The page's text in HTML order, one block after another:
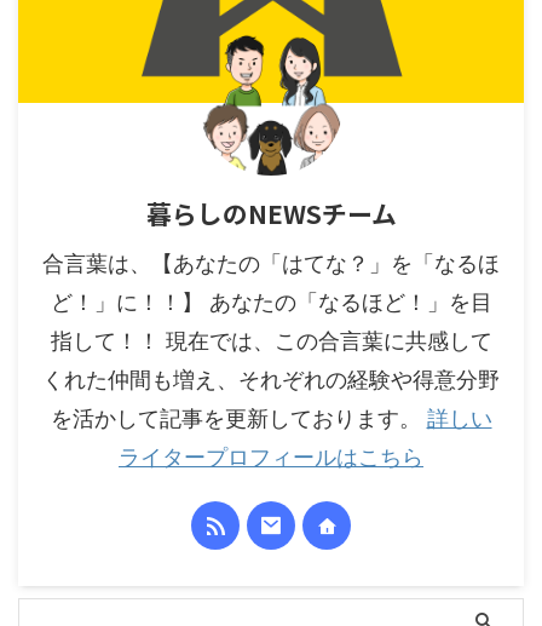
暮らしのNEWSチーム
合言葉は、【あなたの「はてな？」を「なるほ
ど！」に！！】 あなたの「なるほど！」を目
指して！！ 現在では、この合言葉に共感して
くれた仲間も増え、それぞれの経験や得意分野
を活かして記事を更新しております。 詳しい
ライタープロフィールはこちら